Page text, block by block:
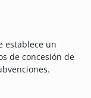
establece un
de concesión de